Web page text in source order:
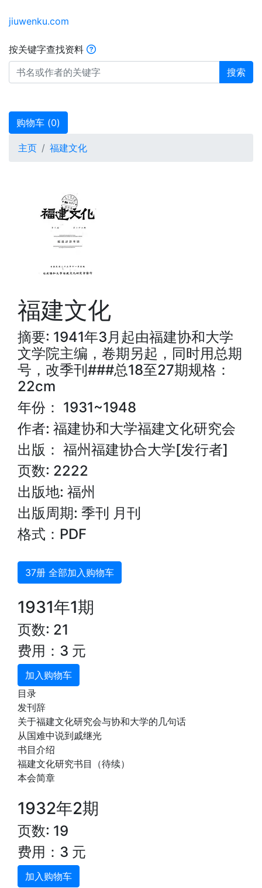
jiuwenku.com
按关键字查找资料
搜索
购物车 (0)
主页 福建文化
福建文化
摘要: 1941年3月起由福建协和大学
文学院主编，卷期另起，同时用总期
号，改季刊###总18至27期规格：
22cm
年份： 1931~1948
作者: 福建协和大学福建文化研究会
出版： 福州福建协合大学[发行者]
页数: 2222
出版地: 福州
出版周期: 季刊 月刊
格式：PDF
37册 全部加入购物车
1931年1期
页数: 21
费用：3 元
加入购物车
目录
发刊辞
关于福建文化研究会与协和大学的几句话
从国难中说到戚继光
书目介绍
福建文化研究书目（待续）
本会简章
1932年2期
页数: 19
费用：3 元
加入购物车